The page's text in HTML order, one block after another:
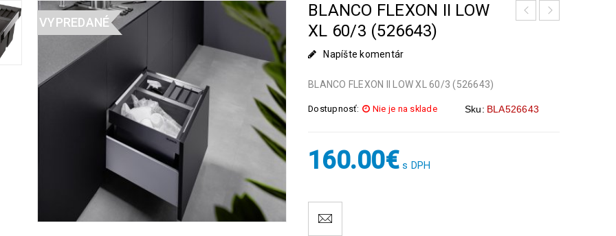
VYPREDANÉ
BLANCO FLEXON II LOW
XL 60/3 (526643)
Napíšte komentár
BLANCO FLEXON II LOW XL 60/3 (526643)
Dostupnosť: Nie je na sklade Sku: BLA526643
160.00€ s DPH